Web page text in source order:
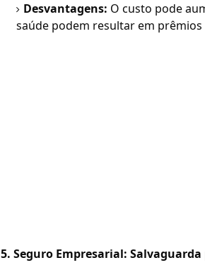
Desvantagens: O custo pode
saúde podem resultar em
5. Seguro Empresarial: